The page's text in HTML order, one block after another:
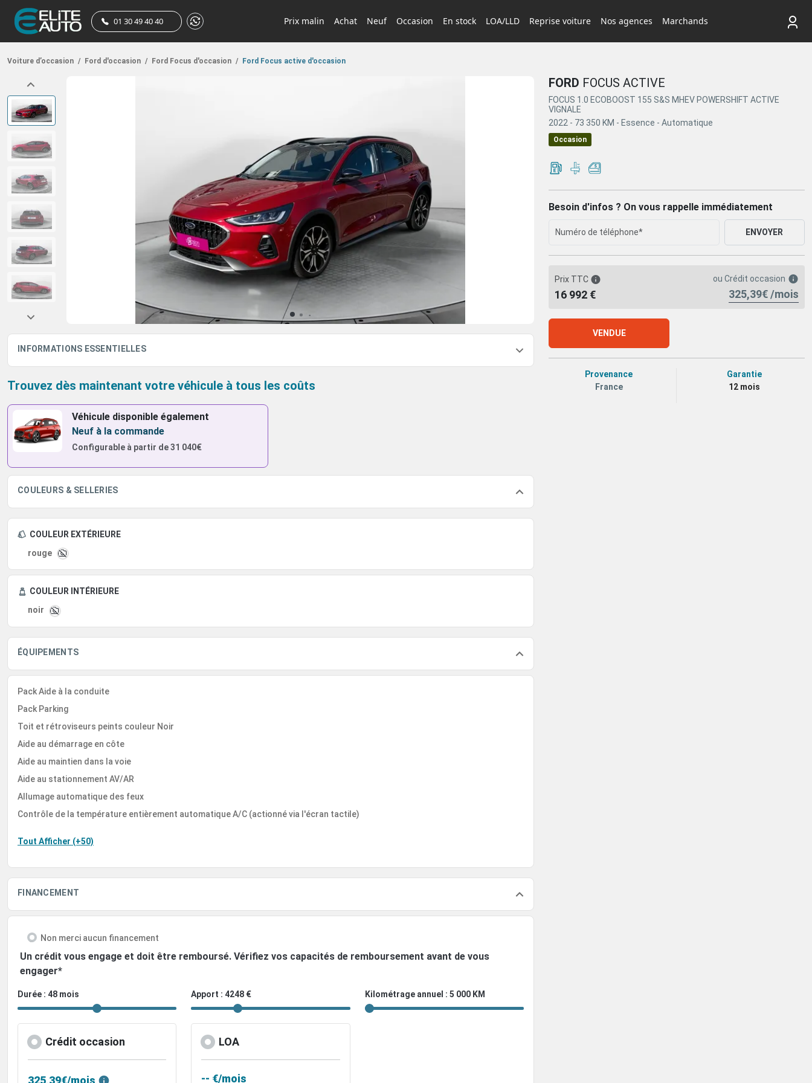
01 30 49 40 40 Prix malin Achat Neuf Occasion En stock LOA/LLD Reprise voiture Nos agences Marchands
Voiture d’occasion / Ford d'occasion / Ford Focus d'occasion / Ford Focus active d'occasion
INFORMATIONS ESSENTIELLES
Trouvez dès maintenant votre véhicule à tous les coûts
Véhicule disponible également
Neuf à la commande
Configurable à partir de31 040€
COULEURS & SELLERIES
COULEUR EXTÉRIEURE
rouge
COULEUR INTÉRIEURE
noir
ÉQUIPEMENTS
Pack Aide à la conduite
Pack Parking
Toit et rétroviseurs peints couleur Noir
Aide au démarrage en côte
Aide au maintien dans la voie
Aide au stationnement AV/AR
Allumage automatique des feux
Contrôle de la température entièrement automatique A/C (actionné via l'écran tactile)
Tout Afficher (+50)
FINANCEMENT
Non merci aucun financement
Un crédit vous engage et doit être remboursé. Vérifiez vos capacités de remboursement avant de vous
engager*
Durée : 48 mois Apport : 4248 € Kilométrage annuel : 5 000 KM
Crédit occasion
325,39€/mois
LOA
-- €/mois
FORD FOCUS ACTIVE
FOCUS 1.0 ECOBOOST 155 S&S MHEV POWERSHIFT ACTIVE
VIGNALE
2022 - 73 350 KM - Essence - Automatique
Occasion
Besoin d'infos ? On vous rappelle immédiatement
ENVOYER
Prix TTC
16 992 €
ou Crédit occasion
325,39€ /mois
VENDUE
Provenance
France
Garantie
12 mois